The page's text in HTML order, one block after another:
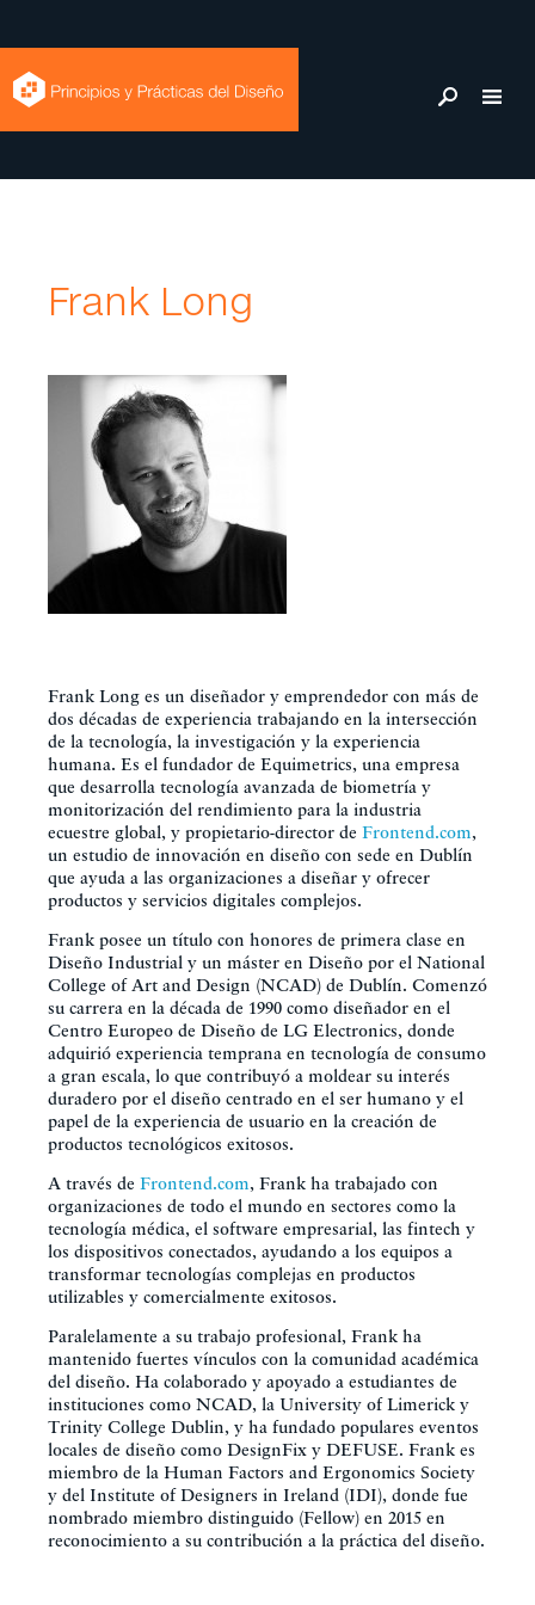
Frank Long
Frank Long es un diseñador y emprendedor con más de
dos décadas de experiencia trabajando en la intersección
de la tecnología, la investigación y la experiencia
humana. Es el fundador de Equimetrics, una empresa
que desarrolla tecnología avanzada de biometría y
monitorización del rendimiento para la industria
ecuestre global, y propietario-director de Frontend.com,
un estudio de innovación en diseño con sede en Dublín
que ayuda a las organizaciones a diseñar y ofrecer
productos y servicios digitales complejos.
Frank posee un título con honores de primera clase en
Diseño Industrial y un máster en Diseño por el National
College of Art and Design (NCAD) de Dublín. Comenzó
su carrera en la década de 1990 como diseñador en el
Centro Europeo de Diseño de LG Electronics, donde
adquirió experiencia temprana en tecnología de consumo
a gran escala, lo que contribuyó a moldear su interés
duradero por el diseño centrado en el ser humano y el
papel de la experiencia de usuario en la creación de
productos tecnológicos exitosos.
A través de Frontend.com, Frank ha trabajado con
organizaciones de todo el mundo en sectores como la
tecnología médica, el software empresarial, las fintech y
los dispositivos conectados, ayudando a los equipos a
transformar tecnologías complejas en productos
utilizables y comercialmente exitosos.
Paralelamente a su trabajo profesional, Frank ha
mantenido fuertes vínculos con la comunidad académica
del diseño. Ha colaborado y apoyado a estudiantes de
instituciones como NCAD, la University of Limerick y
Trinity College Dublin, y ha fundado populares eventos
locales de diseño como DesignFix y DEFUSE. Frank es
miembro de la Human Factors and Ergonomics Society
y del Institute of Designers in Ireland (IDI), donde fue
nombrado miembro distinguido (Fellow) en 2015 en
reconocimiento a su contribución a la práctica del diseño.